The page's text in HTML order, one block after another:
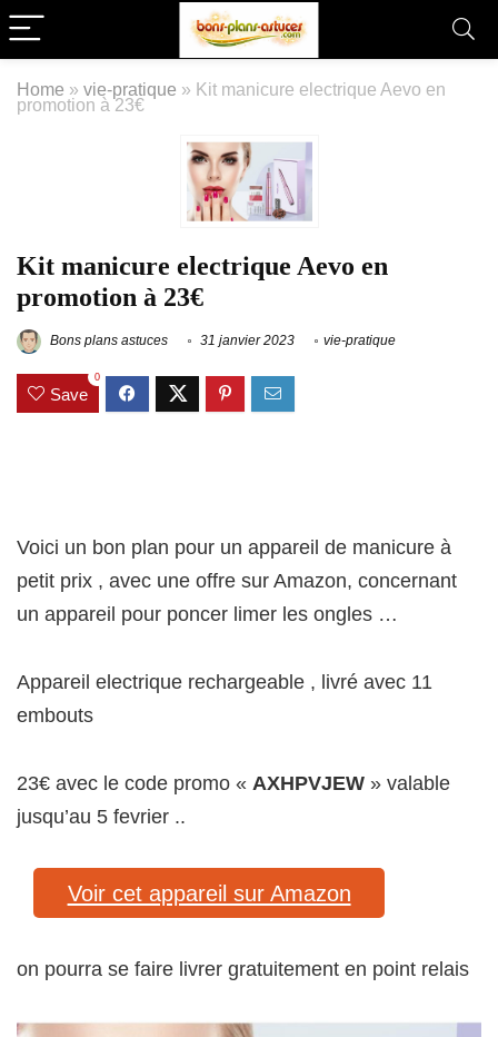
Home » vie-pratique » Kit manicure electrique Aevo en
promotion à 23€
Kit manicure electrique Aevo en
promotion à 23€
Bons plans astuces 31 janvier 2023 vie-pratique
Save
0
Voici un bon plan pour un appareil de manicure à
petit prix , avec une offre sur Amazon, concernant
un appareil pour poncer limer les ongles …
Appareil electrique rechargeable , livré avec 11
embouts
23€ avec le code promo « AXHPVJEW » valable
jusqu’au 5 fevrier ..
Voir cet appareil sur Amazon
on pourra se faire livrer gratuitement en point relais